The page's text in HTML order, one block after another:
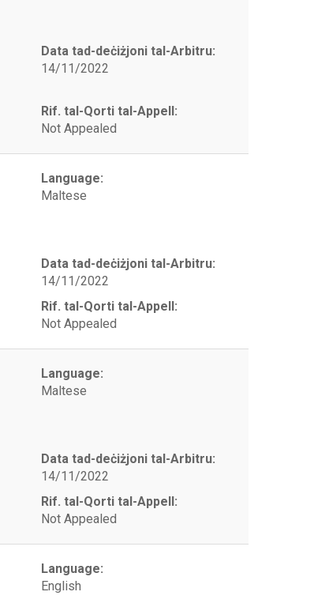
Data tad-deċiżjoni tal-Arbitru:
14/11/2022
Rif. tal-Qorti tal-Appell:
Not Appealed
Language:
Maltese
Data tad-deċiżjoni tal-Arbitru:
14/11/2022
Rif. tal-Qorti tal-Appell:
Not Appealed
Language:
Maltese
Data tad-deċiżjoni tal-Arbitru:
14/11/2022
Rif. tal-Qorti tal-Appell:
Not Appealed
Language:
English